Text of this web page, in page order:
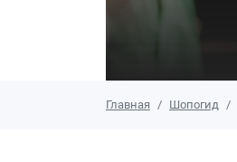
Главная Шопогид